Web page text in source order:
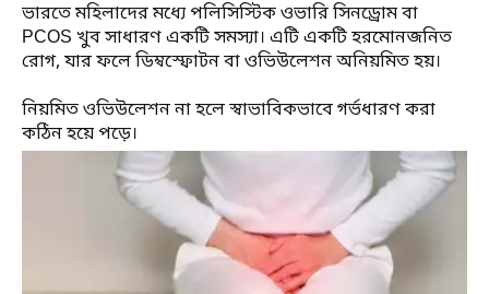
ভারতে মহিলাদের মধ্যে পলিসিস্টিক ওভারি সিনড্রোম বা
PCOS খুব সাধারণ একটি সমস্যা। এটি একটি হরমোনজনিত
রোগ, যার ফলে ডিম্বস্ফোটন বা ওভিউলেশন অনিয়মিত হয়।
নিয়মিত ওভিউলেশন না হলে স্বাভাবিকভাবে গর্ভধারণ করা
কঠিন হয়ে পড়ে।